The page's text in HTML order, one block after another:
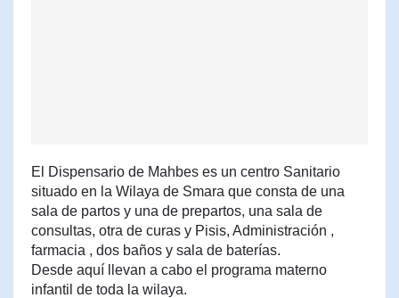
El Dispensario de Mahbes es un centro Sanitario
situado en la Wilaya de Smara que consta de una
sala de partos y una de prepartos, una sala de
consultas, otra de curas y Pisis, Administración ,
farmacia , dos baños y sala de baterías.
Desde aquí llevan a cabo el programa materno
infantil de toda la wilaya.